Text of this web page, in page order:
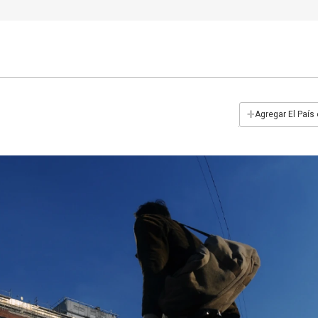
+Agregar El País